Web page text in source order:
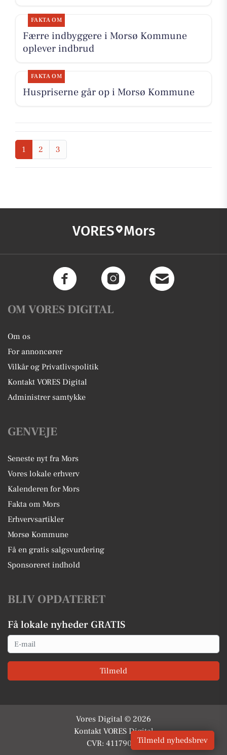
FAKTA OM
Færre indbyggere i Morsø Kommune
oplever indbrud
FAKTA OM
Huspriserne går op i Morsø Kommune
1 2 3
VORES Mors
OM VORES DIGITAL
Om os
For annoncører
Vilkår og Privatlivspolitik
Kontakt VORES Digital
Administrer samtykke
GENVEJE
Seneste nyt fra Mors
Vores lokale erhverv
Kalenderen for Mors
Fakta om Mors
Erhvervsartikler
Morsø Kommune
Få en gratis salgsvurdering
Sponsoreret indhold
BLIV OPDATERET
Få lokale nyheder GRATIS
Email
Tilmeld
Vores Digital © 2026
Kontakt VORES Digital
CVR: 41179082Tilmeld nyhedsbrev